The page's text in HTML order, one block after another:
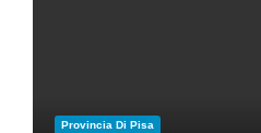
Provincia Di Pisa